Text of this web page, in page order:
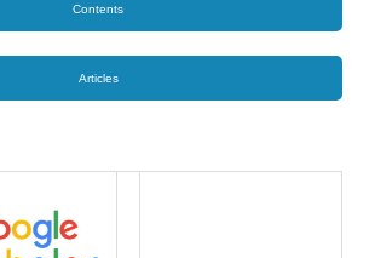
Contents
Articles